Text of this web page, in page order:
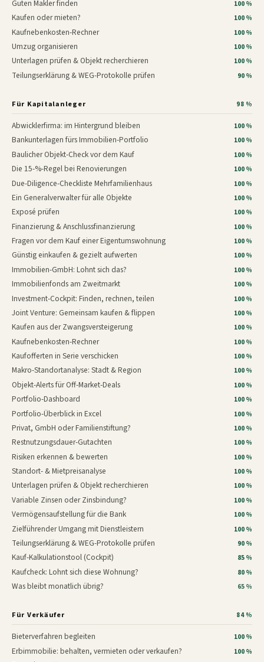
Guten Makler finden 100 %
Kaufen oder mieten? 100 %
Kaufnebenkosten-Rechner 100 %
Umzug organisieren 100 %
Unterlagen prüfen & Objekt recherchieren 100 %
Teilungserklärung & WEG-Protokolle prüfen 90 %
Für Kapitalanleger 98 %
Abwicklerfirma: im Hintergrund bleiben 100 %
Bankunterlagen fürs Immobilien-Portfolio 100 %
Baulicher Objekt-Check vor dem Kauf 100 %
Die 15-%-Regel bei Renovierungen 100 %
Due-Diligence-Checkliste Mehrfamilienhaus 100 %
Ein Generalverwalter für alle Objekte 100 %
Exposé prüfen 100 %
Finanzierung & Anschlussfinanzierung 100 %
Fragen vor dem Kauf einer Eigentumswohnung 100 %
Günstig einkaufen & gezielt aufwerten 100 %
Immobilien-GmbH: Lohnt sich das? 100 %
Immobilienfonds am Zweitmarkt 100 %
Investment-Cockpit: Finden, rechnen, teilen 100 %
Joint Venture: Gemeinsam kaufen & flippen 100 %
Kaufen aus der Zwangsversteigerung 100 %
Kaufnebenkosten-Rechner 100 %
Kaufofferten in Serie verschicken 100 %
Makro-Standortanalyse: Stadt & Region 100 %
Objekt-Alerts für Off-Market-Deals 100 %
Portfolio-Dashboard 100 %
Portfolio-Überblick in Excel 100 %
Privat, GmbH oder Familienstiftung? 100 %
Restnutzungsdauer-Gutachten 100 %
Risiken erkennen & bewerten 100 %
Standort- & Mietpreisanalyse 100 %
Unterlagen prüfen & Objekt recherchieren 100 %
Variable Zinsen oder Zinsbindung? 100 %
Vermögensaufstellung für die Bank 100 %
Zielführender Umgang mit Dienstleistern 100 %
Teilungserklärung & WEG-Protokolle prüfen 90 %
Kauf-Kalkulationstool (Cockpit) 85 %
Kaufcheck: Lohnt sich diese Wohnung? 80 %
Was bleibt monatlich übrig? 65 %
Für Verkäufer 84 %
Bieterverfahren begleiten 100 %
Erbimmobilie: behalten, vermieten oder verkaufen? 100 %